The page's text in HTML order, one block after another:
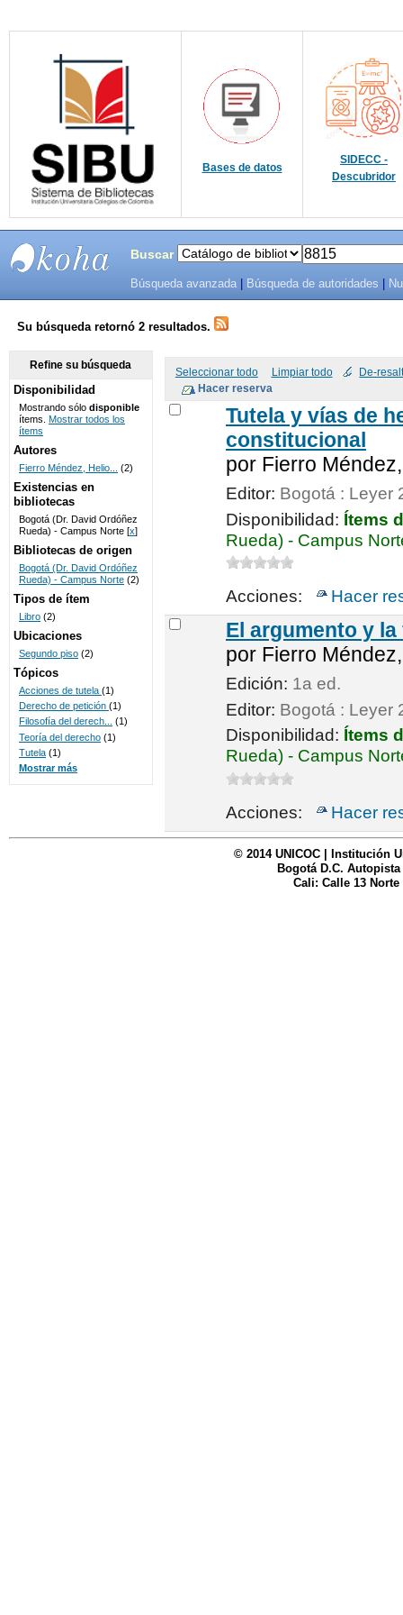
Bases de datos
SIDECC -
Descubridor
SISTEMAS
DE
BIBLIOTECAS
UNICOC
Buscar
Búsqueda avanzada Búsqueda de autoridades
Su búsqueda retornó 2 resultados.
Seleccionar todo Limpiar todo De-
Tutela y vías de
constitucional
por Fierro
Editor: Bogotá : Leyer
Disponibilidad: Ítems
Rueda) - Campus
Acciones: Hacer
El argumento y
por Fierro
Edición: 1a ed.
Editor: Bogotá : Leyer
Disponibilidad: Ítems
Rueda) - Campus
Acciones: Hacer
Refine su búsqueda
Disponibilidad
Mostrando sólo disponible
ítems. Mostrar todos los
ítems
Autores
Fierro Méndez, Helio... (2)
Existencias en
bibliotecas
Bogotá (Dr. David Ordóñez
Rueda) - Campus Norte[x]
Bibliotecas de origen
Bogotá (Dr. David Ordóñez
Rueda) - Campus Norte (2)
Tipos de ítem
Libro (2)
Ubicaciones
Segundo piso (2)
Tópicos
Acciones de tutela (1)
Derecho de petición (1)
Filosofía del derech... (1)
Teoría del derecho (1)
Tutela (1)
Mostrar más
© 2014 UNICOC | Institución
Bogotá D.C. Autopista
Cali: Calle 13 Norte